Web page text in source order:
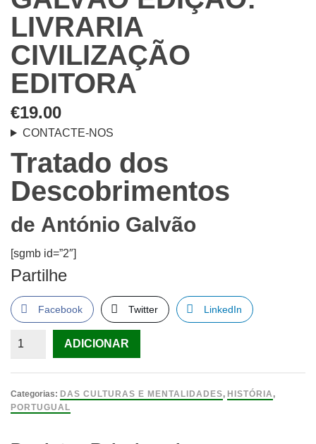
LIVRARIA
CIVILIZAÇÃO
EDITORA
€19.00
CONTACTE-NOS
Tratado dos
Descobrimentos
de António Galvão
[sgmb id=”2″]
Partilhe
Facebook Twitter LinkedIn
Quantidade
dos
Descobrimentos
ADICIONAR
Categorias: DAS CULTURAS E MENTALIDADES, HISTÓRIA ,
PORTUGUAL